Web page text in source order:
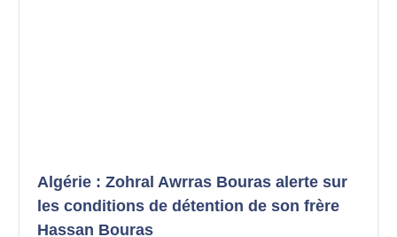
Algérie : Zohral Awrras Bouras alerte sur
les conditions de détention de son frère
Hassan Bouras